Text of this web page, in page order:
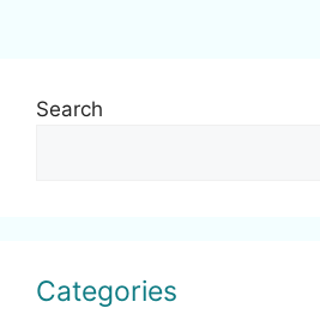
Search
Categories